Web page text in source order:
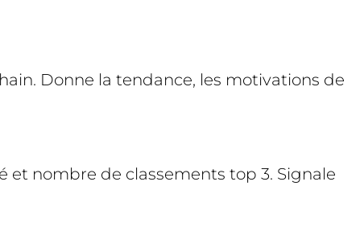
Donne la tendance, les motivations de
et nombre de classements top 3. Signale